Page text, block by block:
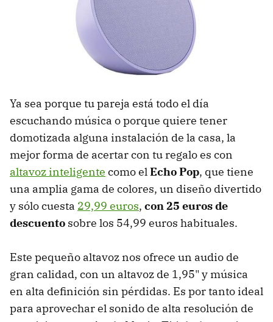
Ya sea porque tu pareja está todo el día
escuchando música o porque quiere tener
domotizada alguna instalación de la casa, la
mejor forma de acertar con tu regalo es con
altavoz inteligente como elEcho Pop, que tiene
una amplia gama de colores, un diseño divertido
y sólo cuesta 29,99 euros, con 25 euros de
descuento sobre los 54,99 euros habituales.
Este pequeño altavoz nos ofrece un audio de
gran calidad, con un altavoz de 1,95" y música
en alta definición sin pérdidas. Es por tanto ideal
para aprovechar el sonido de alta resolución de